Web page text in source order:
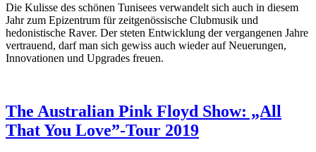
Die Kulisse des schönen Tunisees verwandelt sich auch in diesem
Jahr zum Epizentrum für zeitgenössische Clubmusik und
hedonistische Raver. Der steten Entwicklung der vergangenen Jahre
vertrauend, darf man sich gewiss auch wieder auf Neuerungen,
Innovationen und Upgrades freuen.
The Australian Pink Floyd Show: „All
That You Love”-Tour 2019